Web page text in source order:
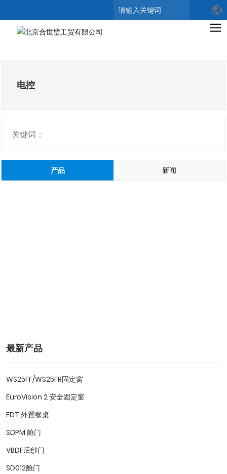
搜索
电控
关键词：
产品 新闻
最新产品
WS25FF/WS25FR固定窗
EuroVision 2 安全固定窗
FDT 外置餐桌
SDPM 舱门
VBDF后纱门
SD012舱门